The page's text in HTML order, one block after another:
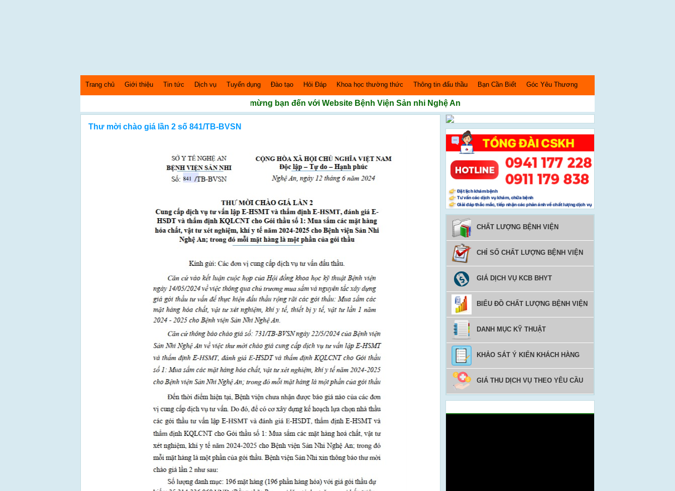
Trang chủ Giới thiệu Tin tức Dịch vụ Tuyển dụng Đào tạo Hỏi Đáp Khoa học thường thức Thông tin đấu thầu Bạn Cần Biết Góc Yêu Thương
Chào mừng bạn đến với Website Bệnh Viện Sản nhi Nghệ An
Thư mời chào giá lần 2 số 841/TB-BVSN
CHẤT LƯỢNG BỆNH VIỆN
CHỈ SỐ CHẤT LƯỢNG BỆNH VIỆN
GIÁ DỊCH VỤ KCB BHYT
BIỂU ĐỒ CHẤT LƯỢNG BỆNH VIỆN
DANH MỤC KỸ THUẬT
KHẢO SÁT Ý KIẾN KHÁCH HÀNG
GIÁ THU DỊCH VỤ THEO YÊU CẦU